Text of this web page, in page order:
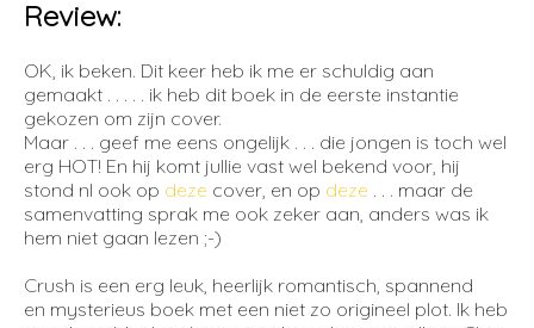
Review:
OK, ik beken. Dit keer heb ik me er schuldig aan
gemaakt . . . . . ik heb dit boek in de eerste instantie
gekozen om zijn cover.
Maar . . . geef me eens ongelijk . . . die jongen is toch wel
erg HOT! En hij komt jullie vast wel bekend voor, hij
stond nl ook op deze cover, en op deze . . . maar de
samenvatting sprak me ook zeker aan, anders was ik
hem niet gaan lezen ;-)
Crush is een erg leuk, heerlijk romantisch, spannend
en mysterieus boek met een niet zo origineel plot. Ik heb